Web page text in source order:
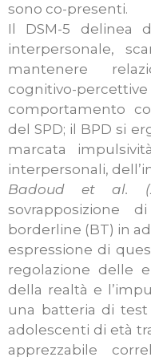
sono co-presenti.
Il DSM-5 delinea
interpersonale,
mantenere
cognitivo-
comportamento
del SPD; il BPD si
marcata
interpersonali,
Badoud et al.
sovrapposizione
borderline (BT) in
espressione di
regolazione delle
della realtà e
una batteria di test
adolescenti di età
apprezzabile